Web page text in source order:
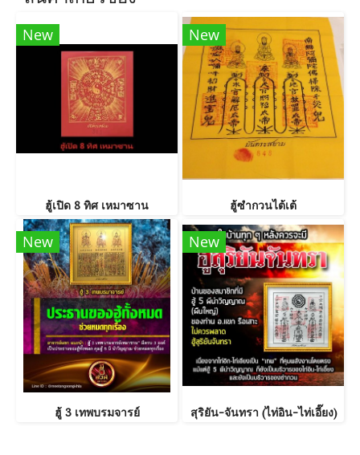
New
ฮู้เปิด 8 ทิศ เหมาซาน
New
ฮู้ซำกวนไต้เต้
New
ฮู้ 3 เทพบรมจารย์
New
สุริยัน-จันทรา (ไท่อิน-ไท่เอี๊ยง)